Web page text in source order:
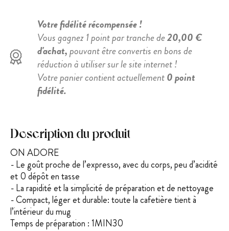
Votre fidélité récompensée !
Vous gagnez 1 point par tranche de20,00 €
d'achat,pouvant être convertis en bons de
réduction à utiliser sur le site internet !
Votre panier contient actuellement0 point
fidélité.
Description du produit
ON ADORE
- Le goût proche de l’expresso, avec du corps, peu d’acidité
et 0 dépôt en tasse
- La rapidité et la simplicité de préparation et de nettoyage
- Compact, léger et durable: toute la cafetière tient à
l’intérieur du mug
Temps de préparation : 1MIN30